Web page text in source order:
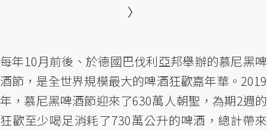
〉
每年10月前後、於德國巴伐利亞邦舉辦的慕尼黑啤
酒節，是全世界規模最大的啤酒狂歡嘉年華。2019
年，慕尼黑啤酒節迎來了630萬人朝聖，為期2週的
狂歡至少喝足消耗了730萬公升的啤酒，總計帶來